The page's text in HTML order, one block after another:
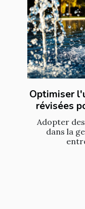
Optimiser
révisées
Adopter
dans la